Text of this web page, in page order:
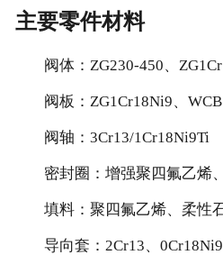
主要零件材料
阀体：ZG230-450、
阀板：ZG1Cr18Ni9、WCB
阀轴：3Cr13/1Cr18Ni9Ti
密封圈：增强聚四氟乙烯、
填料：聚四氟乙烯、柔性
导向套：2Cr13、0Cr18Ni9